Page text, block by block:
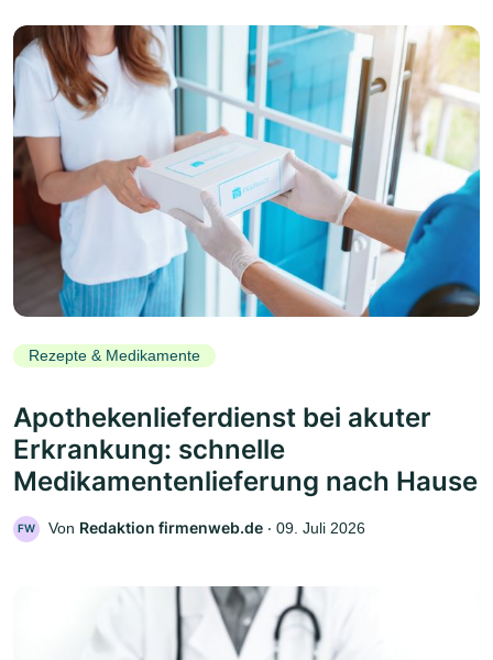
Rezepte & Medikamente
Apothekenlieferdienst bei akuter
Erkrankung: schnelle
Medikamentenlieferung nach Hause
FW Von Redaktion firmenweb.de ‧ 09. Juli 2026